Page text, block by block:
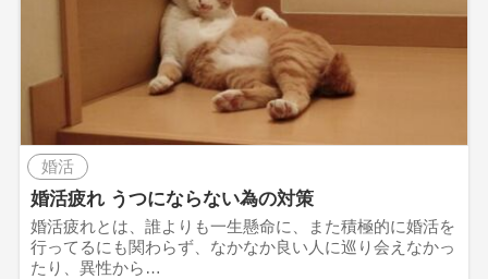
婚活
婚活疲れ うつにならない為の対策
婚活疲れとは、誰よりも一生懸命に、また積極的に婚活を
行ってるにも関わらず、なかなか良い人に巡り会えなかっ
たり、異性から…